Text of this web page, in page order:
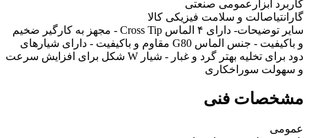
کاربرد ابزار عمومی صنعتی
گارانتیاصالت و سلامت فیزیکی کالا
سایر توضیحات
- دارای ۴ الماس Cross Tip - مجهز به کارگیر ضخیم
و باکیفیت - جنس الماس G80 مقاوم و باکیفیت - دارای شیارهای
دود برای تخلیه بهتر گرد و غبار - شیار W شکل برای افزایش سرعت
و سهولت سوراخکاری
مشخصات فنی
عمومی